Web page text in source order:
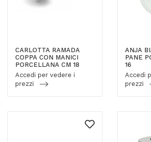
CARLOTTA RAMADA
COPPA CON MANICI
PORCELLANA CM 18
Accedi per vedere i
prezzi
ANJA
PANE
16
Accedi
prezzi